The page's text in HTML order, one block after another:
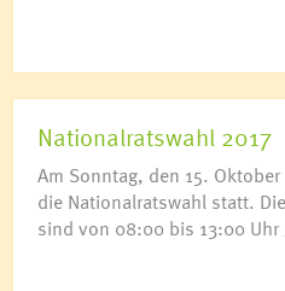
Nationalratswahl 2017
Am Sonntag, den 15.
die Nationalratswahl statt.
sind von 08:00 bis 13:00 Uhr